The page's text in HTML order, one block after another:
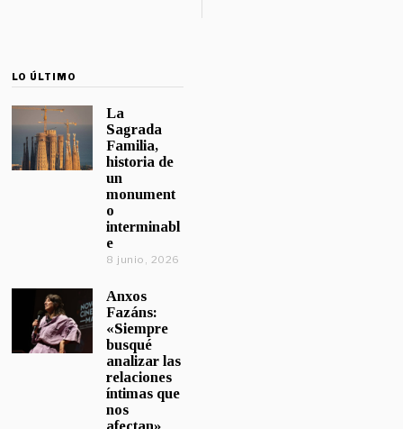
LO ÚLTIMO
La
Sagrada
Familia,
historia de
un
monument
o
interminabl
e
8 junio, 2026
Anxos
Fazáns:
«Siempre
busqué
analizar las
relaciones
íntimas que
nos